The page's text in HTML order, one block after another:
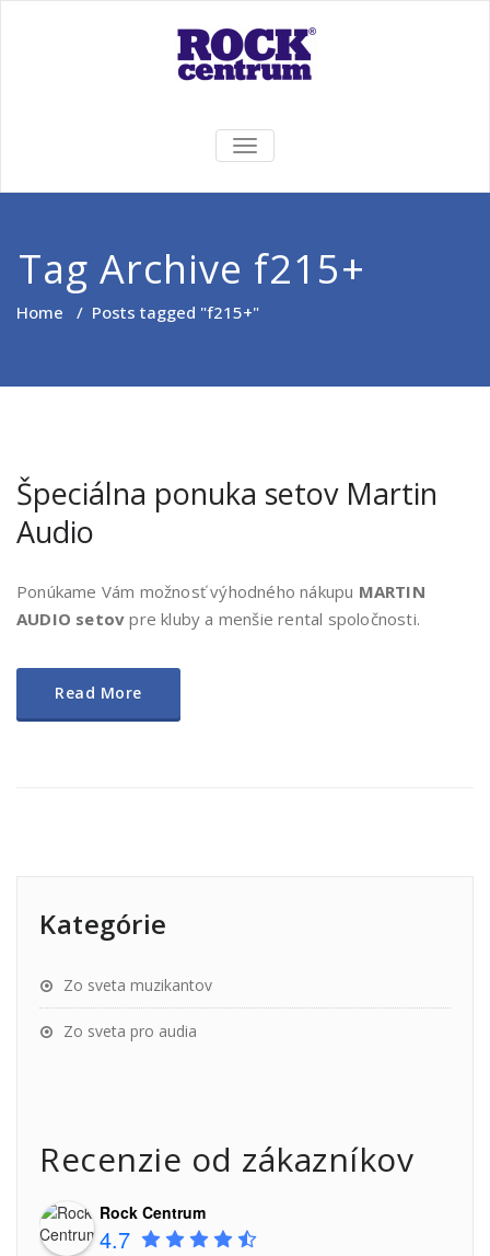
Rock Centrum
Ten pravý zvuk pre Vás!
TOGGLE
NAVIGATION
Tag Archive f215+
Home / Posts tagged "f215+"
Špeciálna ponuka setov Martin
Audio
Ponúkame Vám možnosť výhodného nákupu MARTIN
AUDIO setov pre kluby a menšie rental spoločnosti.
Read More
Kategórie
Zo sveta muzikantov
Zo sveta pro audia
Recenzie od zákazníkov
Rock Centrum
4.7